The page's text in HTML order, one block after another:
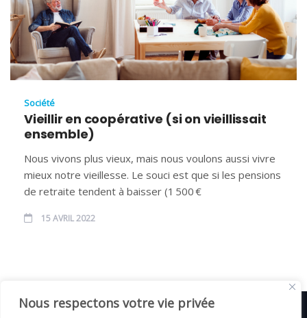
Nous respectons votre vie privée
Société
Vieillir en coopérative (si on vieillissait
ensemble)
Nous vivons plus vieux, mais nous voulons aussi vivre
mieux notre vieillesse. Le souci est que si les pensions
de retraite tendent à baisser (1 500 €
15 AVRIL 2022